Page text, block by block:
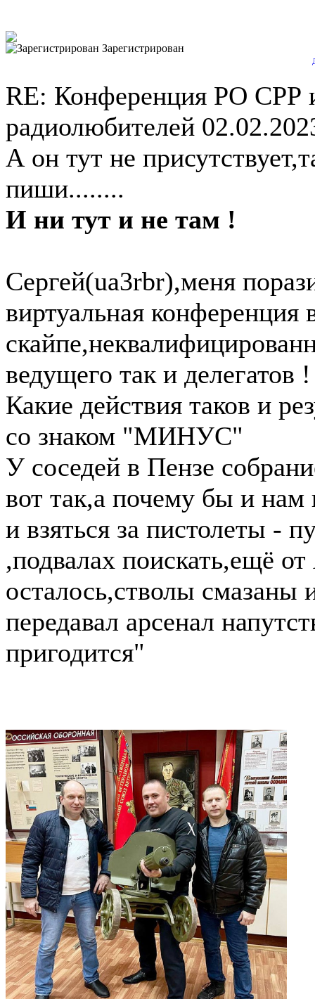
Зарегистрирован
RE: Конференция РО СРР
радиолюбителей
А он тут не
пиши........
И ни тут и не там !
Сергей(ua3rbr),меня
виртуальная конференция
ведущего так и делегатов !
Какие действия таков и
со знаком "МИНУС"
У соседей в Пензе
вот так,а почему бы и нам
и взяться за пистолеты -
,подвалах поискать,ещё
осталось,стволы смазаны
передавал арсенал
пригодится"